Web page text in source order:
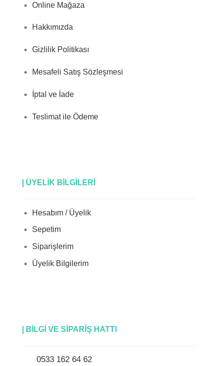
Online Mağaza
Hakkımızda
Gizlilik Politikası
Mesafeli Satış Sözleşmesi
İptal ve İade
Teslimat ile Ödeme
| ÜYELİK BİLGİLERİ
Hesabım / Üyelik
Sepetim
Siparişlerim
Üyelik Bilgilerim
| BİLGİ VE SİPARİŞ HATTI
0533 162 64 62